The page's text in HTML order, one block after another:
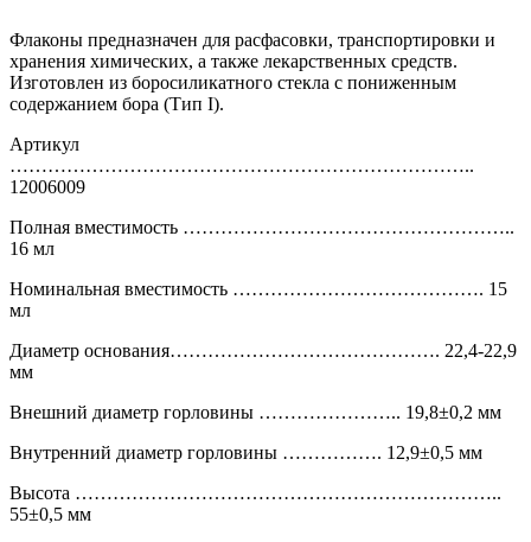
Флаконы предназначен для расфасовки, транспортировки и
хранения химических, а также лекарственных средств.
Изготовлен из боросиликатного стекла с пониженным
содержанием бора (Тип I).
Артикул
………………………………………………………………..
12006009
Полная вместимость ……………………………………………..
16 мл
Номинальная вместимость …………………………………. 15
мл
Диаметр основания……………………………………. 22,4-22,9
мм
Внешний диаметр горловины ………………….. 19,8±0,2 мм
Внутренний диаметр горловины ……………. 12,9±0,5 мм
Высота …………………………………………………………..
55±0,5 мм